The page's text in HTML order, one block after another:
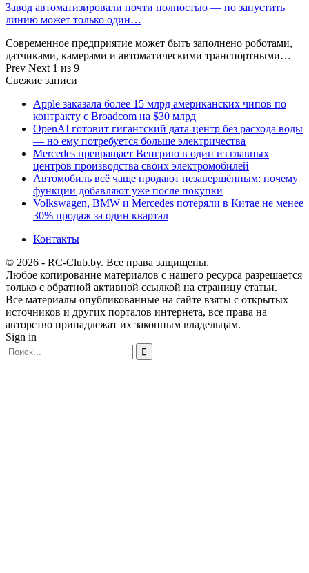
Завод автоматизировали почти полностью — но запустить
линию может только один…
Современное предприятие может быть заполнено роботами,
датчиками, камерами и автоматическими транспортными…
Prev Next 1 из 9
Свежие записи
Apple заказала более 15 млрд американских чипов по
контракту с Broadcom на $30 млрд
OpenAI готовит гигантский дата-центр без расхода воды
— но ему потребуется больше электричества
Mercedes превращает Венгрию в один из главных
центров производства своих электромобилей
Автомобиль всё чаще продают незавершённым: почему
функции добавляют уже после покупки
Volkswagen, BMW и Mercedes потеряли в Китае не менее
30% продаж за один квартал
Контакты
© 2026 - RC-Club.by. Все права защищены.
Любое копирование материалов с нашего ресурса разрешается
только с обратной активной ссылкой на страницу статьи.
Все материалы опубликованные на сайте взяты с открытых
источников и других порталов интернета, все права на
авторство принадлежат их законным владельцам.
Sign in